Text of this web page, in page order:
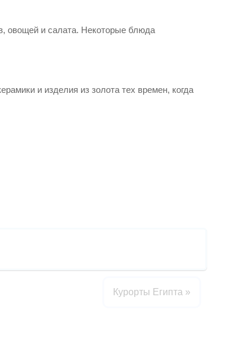
овощей и салата. Некоторые блюда
и изделия из золота тех времен, когда
Курорты Египта »